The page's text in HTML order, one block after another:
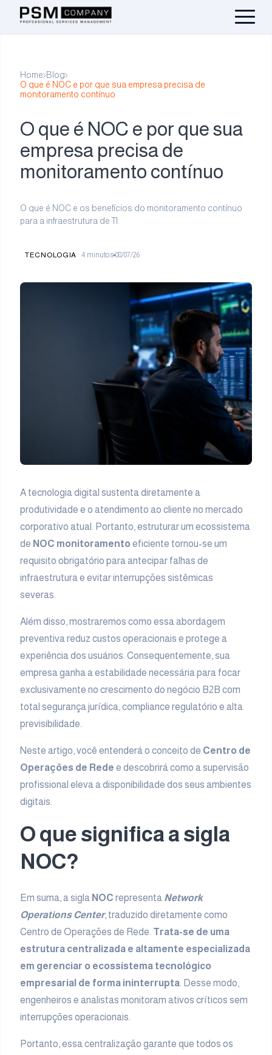
Home Blog
O que é NOC e por que sua empresa precisa de
monitoramento contínuo
O que é NOC e por que sua
empresa precisa de
monitoramento contínuo
O que é NOC e os benefícios do monitoramento contínuo
para a infraestrutura de TI.
TECNOLOGIA 4 minutos 08/07/26
A tecnologia digital sustenta diretamente a
produtividade e o atendimento ao cliente no mercado
corporativo atual. Portanto, estruturar um ecossistema
de NOC monitoramento eficiente tornou-se um
requisito obrigatório para antecipar falhas de
infraestrutura e evitar interrupções sistêmicas
severas.
Além disso, mostraremos como essa abordagem
preventiva reduz custos operacionais e protege a
experiência dos usuários. Consequentemente, sua
empresa ganha a estabilidade necessária para focar
exclusivamente no crescimento do negócio B2B com
total segurança jurídica, compliance regulatório e alta
previsibilidade.
Neste artigo, você entenderá o conceito de Centro de
Operações de Rede e descobrirá como a supervisão
profissional eleva a disponibilidade dos seus ambientes
digitais.
O que significa a sigla
NOC?
Em suma, a sigla NOC representa Network
Operations Center, traduzido diretamente como
Centro de Operações de Rede. Trata-se de uma
estrutura centralizada e altamente especializada
em gerenciar o ecossistema tecnológico
empresarial de forma ininterrupta . Desse modo,
engenheiros e analistas monitoram ativos críticos sem
interrupções operacionais.
Portanto, essa centralização garante que todos os